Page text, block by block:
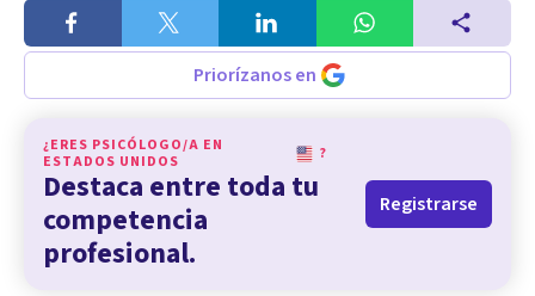
Priorízanos en
¿ERES PSICÓLOGO/A EN
ESTADOS UNIDOS
?
Destaca entre toda tu
competencia
profesional.
Registrarse